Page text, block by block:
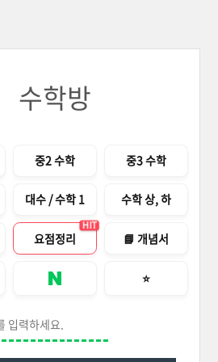
수학방
중2 수학 중3 수학
대수 / 수학 1 수학 상, 하
HIT
요점정리 📘 개념서
네이버 블로그 즐겨찾기 안내
⭐